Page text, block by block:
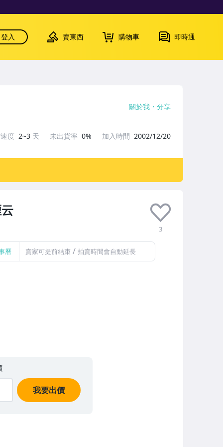
登入 賣東西 購物車 即時通
3
曆 賣家可提前結束 / 拍賣時間會自動延長
我要出價
關於我 分享
度 2~3 天 未出貨率 0% 加入時間 2002/12/20